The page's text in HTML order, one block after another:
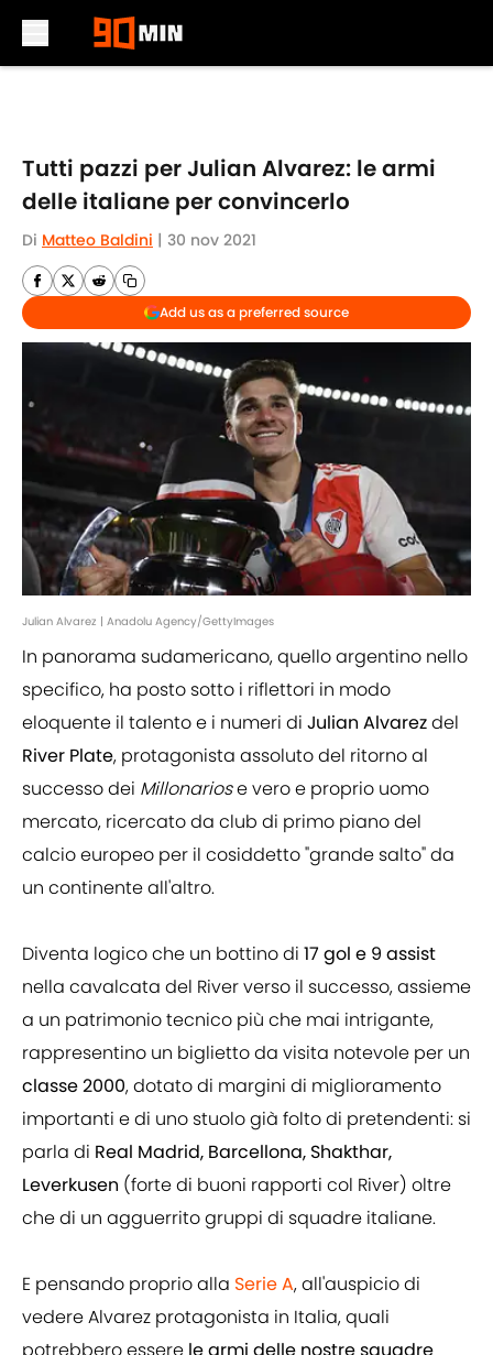
Tutti pazzi per Julian Alvarez: le armi
delle italiane per convincerlo
Di Matteo Baldini | 30 nov 2021
Add us as a preferred source
Julian Alvarez | Anadolu Agency/GettyImages
In panorama sudamericano, quello argentino nello
specifico, ha posto sotto i riflettori in modo
eloquente il talento e i numeri di Julian Alvarezdel
River Plate, protagonista assoluto del ritorno al
successo dei Millonariose vero e proprio uomo
mercato, ricercato da club di primo piano del
calcio europeo per il cosiddetto "grande salto" da
un continente all'altro.
Diventa logico che un bottino di 17 gol e 9 assist
nella cavalcata del River verso il successo, assieme
a un patrimonio tecnico più che mai intrigante,
rappresentino un biglietto da visita notevole per un
classe 2000, dotato di margini di miglioramento
importanti e di uno stuolo già folto di pretendenti: si
parla di Real Madrid, Barcellona, Shakthar,
Leverkusen (forte di buoni rapporti col River) oltre
che di un agguerrito gruppi di squadre italiane.
E pensando proprio alla Serie A, all'auspicio di
vedere Alvarez protagonista in Italia, quali